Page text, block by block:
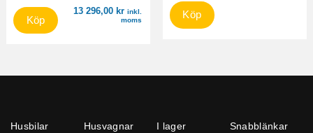
13 296,00 kr inkl.
moms
Köp Köp
Husbilar Husvagnar I lager Snabblänkar